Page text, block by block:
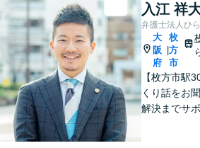
入江 祥
弁護士法人ひ
大
阪
府
枚
方
市
【枚方市駅
くり話をお
解決までサ